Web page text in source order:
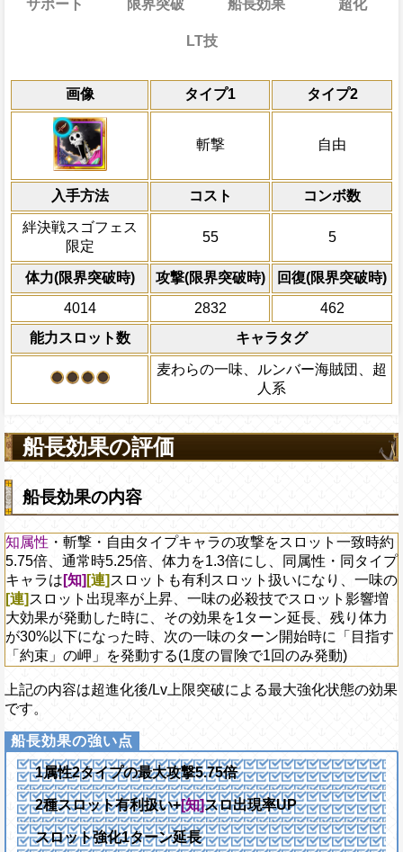
画像 タイプ1 タイプ2
斬撃 自由
入手方法 コスト コンボ数
絆決戦スゴフェス
限定
55 5
体力(限界突破時) 攻撃(限界突破時)
回復(限界突破時)
4014
2832
462
能力スロット数
キャラタグ
麦わらの一味、ルンバー海賊団、超
人系
20→15ターン
限界突破
通常時
一味にかかっている沈黙状態を5ターン
体力を最大体力の31%回復し、その後、1
が一定以上の時攻撃を受けても倒れず(体
動、重複は不可能。)、2ターンの間知属性
イプキャラのスロットの影響を2.75倍、
せ、必殺発動時に一味にかかっているチ
果は効果量上昇効果を2回まで受けられる
一ターン内ですでに「目指す「約束」の
る場合、一味にかかっているチェイン係
に+0.7上昇させ、スロット影響増大効果
させる(必殺技にも影響する)
共闘性能
船長効果
冒険開始時の必殺タ
キャラの攻撃を
にし、他の属性キャ
ターン数：10
外のダメージを1に
て敵全体に200万ダメ
プレイヤーの一味の
属性スロットに変換
ーンを2短縮する
アクション
2ターンの間敵全体の
を30%下げ、自由タ
げる
サポート
効果
冒険中1回限り、サポート対象キャラが必
にかかっている沈黙状態を5ターン回復す
ヨーキ ラブーン クロッカス
限界突破
力
習得する効果
・斬撃・自由タイプキャラの
され、[知][連]
スロットも有利扱いに
知属性・斬撃・自由タイプキャラの
時、自分の必殺ターンが10短縮され
回まで発動する)
体力50%以下の時、自分の攻撃が
復×1.5倍回復
自分の攻撃がPEFECTならば80%の
ヒット時のダメージが10%上乗せさ
【発動条件】
一味にヨーキ、ラブーン、クロッカ
ロ、ナミ、ウソップ、サンジ、チョ
フランキー、ジンベエの誰かから4
ートキャラを除く)
に自身以外の自由タイプキャラが通
メージの1倍を最終ダメージの合計値
船長効果
通常時
知属性・斬撃・自由タイプキャラの攻撃
約5.75倍、通常時5.25倍、体力を1.3倍に
イプキャラは[知]
スロットも有利スロ
ト影響増大効果が発動した時に、その効
長、残り体力が30%以下になった時、次
始時に「目指す「約束」の岬」を発動す
回のみ発動)
Lv上限突破
超化
効果
自分の必殺ターンを10短縮、一味にかか
を6ターン回復し、2ターンの間チェイン
タイプを超斬撃タイプにタイプ超化させ
発動条件
一味にルフィ、ゾロ、ナミ、ウソップ、
ー、ロビン、フランキー、ジンベエ、ヨ
クロッカスの誰かから2人以上いる時(サ
く)
LT技
効果
自分のスロットを[知]スロットに変換し、
身以外の自由タイプキャラが通常攻撃で
1倍を最終ダメージの合計値に加算する
発動条件
一味にヨーキ、ラブーン、クロッカス、
ミ、ウソップ、サンジ、チョッパー、ロ
ー、ジンベエの誰かから4人以上いる時(
除く)
船長効果の評価
船長効果の内容
知属性 ・斬撃・自由タイプキャラの攻撃をスロット一致時約
5.75倍、通常時5.25倍、体力を1.3倍にし、同属性・同タイプ
キャラは [知] [連] スロットも有利スロット扱いになり、一味の
[連] スロット出現率が上昇、一味の必殺技でスロット影響増
大効果が発動した時に、その効果を1ターン延長、残り体力
が30%以下になった時、次の一味のターン開始時に「目指す
「約束」の岬」を発動する(1度の冒険で1回のみ発動)
上記の内容は超進化後/Lv上限突破による最大強化状態の効果
です。
1属性2タイプの最大攻撃5.75倍
2種スロット有利扱い+[知]スロ出現率UP
スロット強化1ターン延長